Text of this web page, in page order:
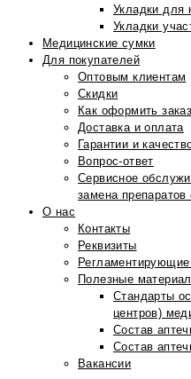
Укладки для
Укладки
Медицинские сумки
Для покупателей
Оптовым клиентам
Скидки
Как оформить заказ
Доставка и оплата
Гарантии и
Вопрос-ответ
Сервисное
замена
О нас
Контакты
Реквизиты
Полезные
Стандарты
центров)
Состав
Состав
Вакансии